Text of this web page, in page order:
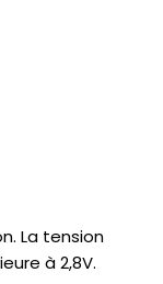
La tension
à 2,8V.